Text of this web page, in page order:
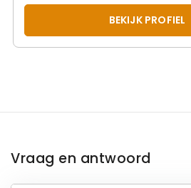
BEKIJK PROFIEL
Vraag en antwoord